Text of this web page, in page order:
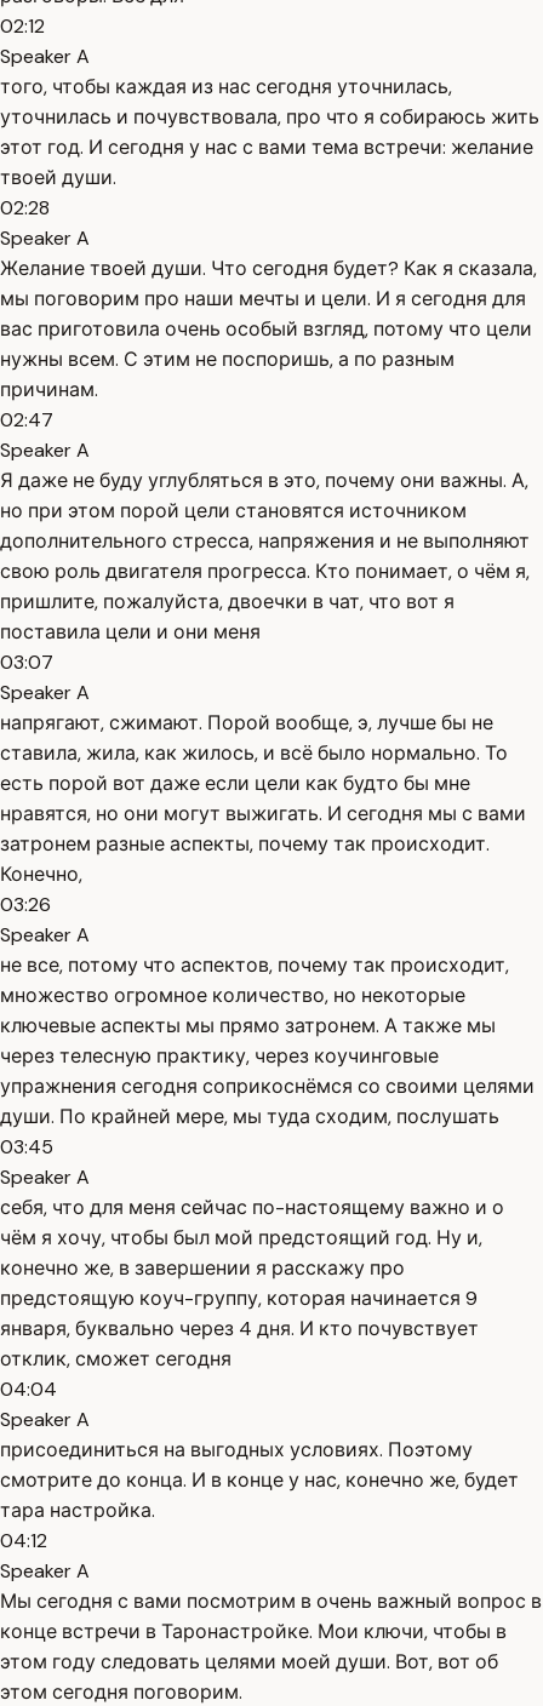
02:12
Speaker A
того, чтобы каждая из нас сегодня уточнилась,
уточнилась и почувствовала, про что я собираюсь жить
этот год. И сегодня у нас с вами тема встречи: желание
твоей души.
02:28
Speaker A
Желание твоей души. Что сегодня будет? Как я сказала,
мы поговорим про наши мечты и цели. И я сегодня для
вас приготовила очень особый взгляд, потому что цели
нужны всем. С этим не поспоришь, а по разным
причинам.
02:47
Speaker A
Я даже не буду углубляться в это, почему они важны. А,
но при этом порой цели становятся источником
дополнительного стресса, напряжения и не выполняют
свою роль двигателя прогресса. Кто понимает, о чём я,
пришлите, пожалуйста, двоечки в чат, что вот я
поставила цели и они меня
03:07
Speaker A
напрягают, сжимают. Порой вообще, э, лучше бы не
ставила, жила, как жилось, и всё было нормально. То
есть порой вот даже если цели как будто бы мне
нравятся, но они могут выжигать. И сегодня мы с вами
затронем разные аспекты, почему так происходит.
Конечно,
03:26
Speaker A
не все, потому что аспектов, почему так происходит,
множество огромное количество, но некоторые
ключевые аспекты мы прямо затронем. А также мы
через телесную практику, через коучинговые
упражнения сегодня соприкоснёмся со своими целями
души. По крайней мере, мы туда сходим, послушать
03:45
Speaker A
себя, что для меня сейчас по-настоящему важно и о
чём я хочу, чтобы был мой предстоящий год. Ну и,
конечно же, в завершении я расскажу про
предстоящую коуч-группу, которая начинается 9
января, буквально через 4 дня. И кто почувствует
отклик, сможет сегодня
04:04
Speaker A
присоединиться на выгодных условиях. Поэтому
смотрите до конца. И в конце у нас, конечно же, будет
тара настройка.
04:12
Speaker A
Мы сегодня с вами посмотрим в очень важный вопрос в
конце встречи в Таронастройке. Мои ключи, чтобы в
этом году следовать целями моей души. Вот, вот об
этом сегодня поговорим.